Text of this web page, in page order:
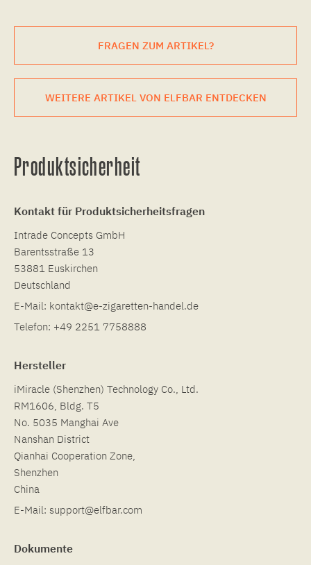
FRAGEN ZUM ARTIKEL?
WEITERE ARTIKEL VON ELFBAR ENTDECKEN
Produktsicherheit
Kontakt für Produktsicherheitsfragen
Intrade Concepts GmbH
Barentsstraße 13
53881 Euskirchen
Deutschland
E-Mail: kontakt@e-zigaretten-handel.de
Telefon: +49 2251 7758888
Hersteller
iMiracle (Shenzhen) Technology Co., Ltd.
RM1606, Bldg. T5
No. 5035 Manghai Ave
Nanshan District
Qianhai Cooperation Zone,
Shenzhen
China
E-Mail: support@elfbar.com
Dokumente